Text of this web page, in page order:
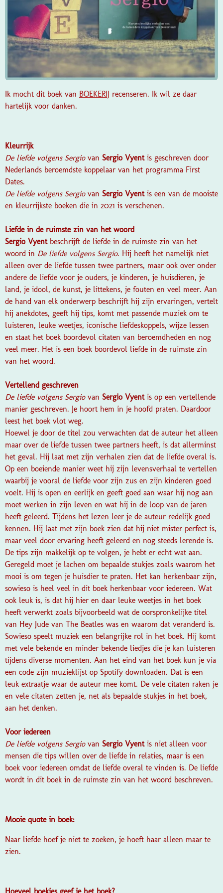
Ik mocht dit boek van BOEKERIJ recenseren. Ik wil ze daar
hartelijk voor danken.
Kleurrijk
De liefde volgens Sergio van Sergio Vyent is geschreven door
Nederlands beroemdste koppelaar van het programma First
Dates.
De liefde volgens Sergio van Sergio Vyent is een van de mooiste
en kleurrijkste boeken die in 2021 is verschenen.
Liefde in de ruimste zin van het woord
Sergio Vyent beschrijft de liefde in de ruimste zin van het
woord in De liefde volgens Sergio. Hij heeft het namelijk niet
alleen over de liefde tussen twee partners, maar ook over onder
andere de liefde voor je ouders, je kinderen, je huisdieren, je
land, je idool, de kunst, je littekens, je fouten en veel meer. Aan
de hand van elk onderwerp beschrijft hij zijn ervaringen, vertelt
hij anekdotes, geeft hij tips, komt met passende muziek om te
luisteren, leuke weetjes, iconische liefdeskoppels, wijze lessen
en staat het boek boordevol citaten van beroemdheden en nog
veel meer. Het is een boek boordevol liefde in de ruimste zin
van het woord.
Vertellend geschreven
De liefde volgens Sergio van Sergio Vyent is op een vertellende
manier geschreven. Je hoort hem in je hoofd praten. Daardoor
leest het boek vlot weg.
Hoewel je door de titel zou verwachten dat de auteur het alleen
maar over de liefde tussen twee partners heeft, is dat allerminst
het geval. Hij laat met zijn verhalen zien dat de liefde overal is.
Op een boeiende manier weet hij zijn levensverhaal te vertellen
waarbij je vooral de liefde voor zijn zus en zijn kinderen goed
voelt. Hij is open en eerlijk en geeft goed aan waar hij nog aan
moet werken in zijn leven en wat hij in de loop van de jaren
heeft geleerd. Tijdens het lezen leer je de auteur redelijk goed
kennen. Hij laat met zijn boek zien dat hij niet mister perfect is,
maar veel door ervaring heeft geleerd en nog steeds lerende is.
De tips zijn makkelijk op te volgen, je hebt er echt wat aan.
Geregeld moet je lachen om bepaalde stukjes zoals waarom het
mooi is om tegen je huisdier te praten. Het kan herkenbaar zijn,
sowieso is heel veel in dit boek herkenbaar voor iedereen. Wat
ook leuk is, is dat hij hier en daar leuke weetjes in het boek
heeft verwerkt zoals bijvoorbeeld wat de oorspronkelijke titel
van Hey Jude van The Beatles was en waarom dat veranderd is.
Sowieso speelt muziek een belangrijke rol in het boek. Hij komt
met vele bekende en minder bekende liedjes die je kan luisteren
tijdens diverse momenten. Aan het eind van het boek kun je via
een code zijn muzieklijst op Spotify downloaden. Dat is een
leuk extraatje waar de auteur mee komt. De vele citaten raken je
en vele citaten zetten je, net als bepaalde stukjes in het boek,
aan het denken.
Voor iedereen
De liefde volgens Sergio van Sergio Vyent is niet alleen voor
mensen die tips willen over de liefde in relaties, maar is een
boek voor iedereen omdat de liefde overal te vinden is. De liefde
wordt in dit boek in de ruimste zin van het woord beschreven.
Mooie quote in boek:
Naar liefde hoef je niet te zoeken, je hoeft haar alleen maar te
zien.